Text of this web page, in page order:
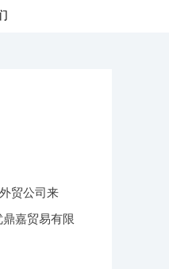
贸公司来
嘉贸易有限